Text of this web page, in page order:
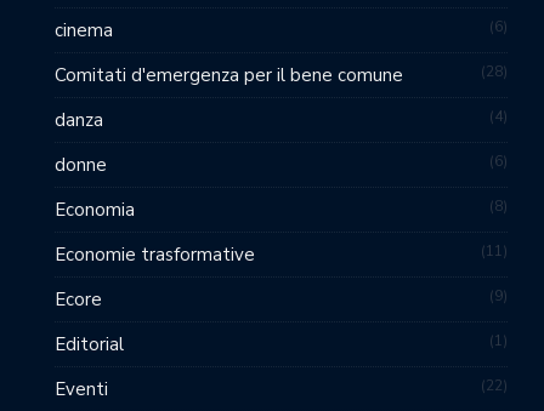
cinema 6
Comitati d'emergenza per il bene comune 28
danza 4
donne 6
Economia 8
Economie trasformative 11
Ecore 9
Editorial 1
Eventi 22